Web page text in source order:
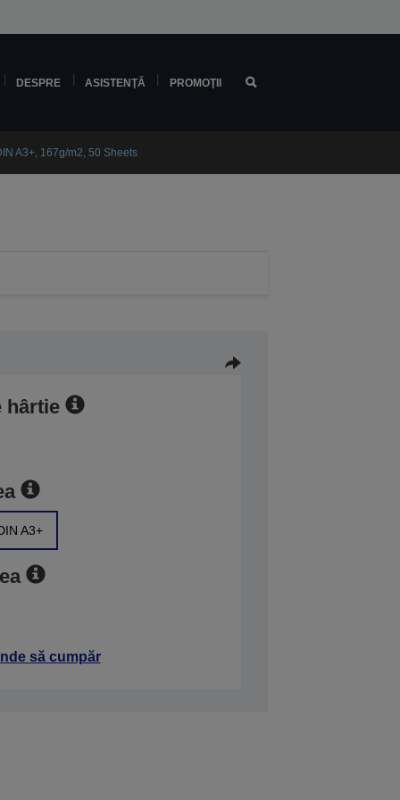
DESPRE ASISTENŢĂ PROMOŢII
A3+, 167g/m2, 50 Sheets
hârtie
A3+
să cumpăr